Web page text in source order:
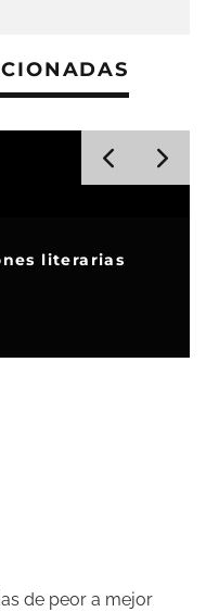
‘Sirat’ recibe dos
de peor a mejor